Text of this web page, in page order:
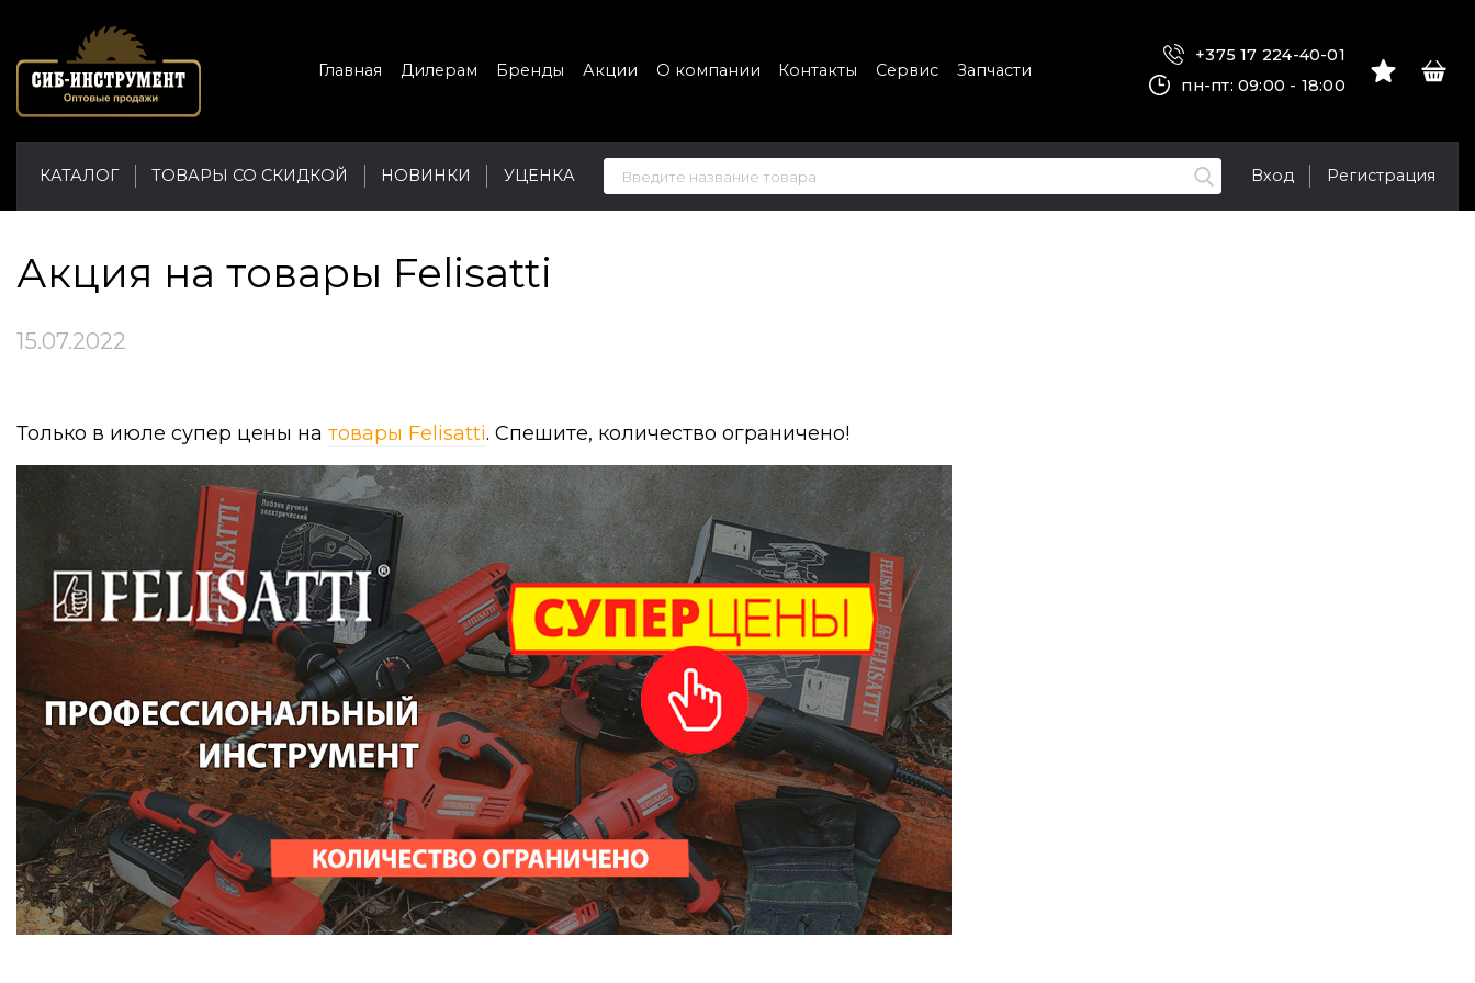
Главная Дилерам Бренды Акции О компании Контакты Сервис Запчасти
+375 17 224-40-01
пн-пт: 09:00 - 18:00
КАТАЛОГ ТОВАРЫ СО СКИДКОЙ НОВИНКИ УЦЕНКА Вход Регистрация
Акция на товары Felisatti
15.07.2022
Только в июле супер цены на товары Felisatti. Спешите, количество ограничено!